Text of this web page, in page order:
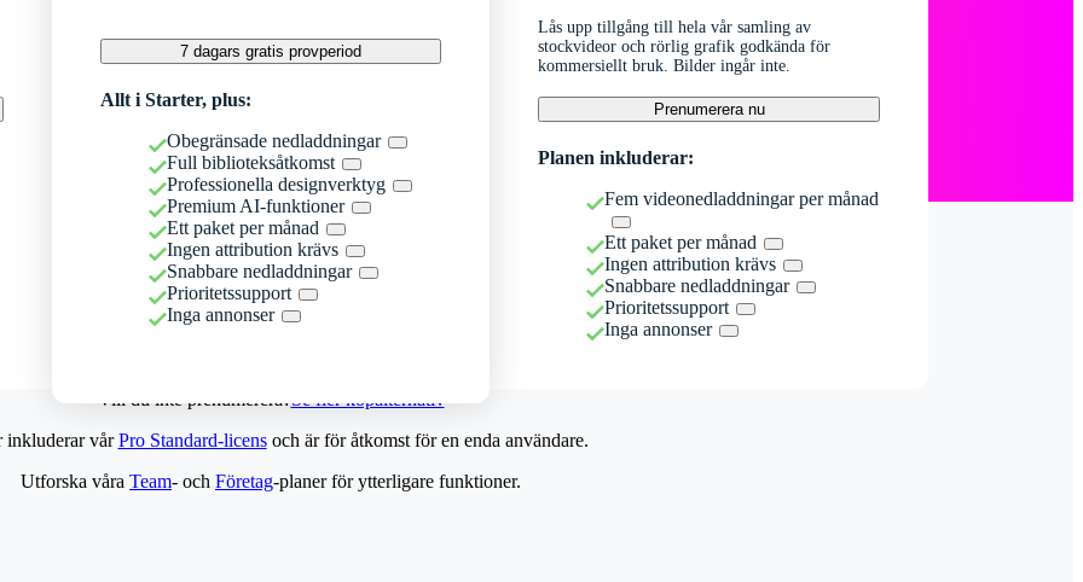
7 dagars gratis provperiod
Allt i Starter, plus:
Obegränsade nedladdningar
Full biblioteksåtkomst
Professionella designverktyg
Premium AI-funktioner
Ett paket per månad
Ingen attribution krävs
Snabbare nedladdningar
Prioritetssupport
Inga annonser
Lås upp tillgång till hela vår samling av
stockvideor och rörlig grafik godkända för
kommersiellt bruk. Bilder ingår inte.
Prenumerera nu
Planen inkluderar:
Fem videonedladdningar per månad
Ett paket per månad
Ingen attribution krävs
Snabbare nedladdningar
Prioritetssupport
Inga annonser
Vill du inte prenumerera?Se fler köpalternativ
inkluderar vårPro Standard-licensoch är för åtkomst för en enda användare.
Utforska våra Team- och Företag-planer för ytterligare funktioner.